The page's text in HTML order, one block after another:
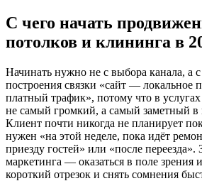
С чего начать
потолков и клининга в
Начинать нужно не с выбора канала, а с
построения связки «сайт — локальное
платный трафик», потому что в
не самый громкий, а самый заметный в
Клиент почти никогда не планирует
нужен «на этой неделе, пока идёт
приезду гостей» или «после переезда».
маркетинга — оказаться в поле зрения
короткий отрезок и снять сомнения